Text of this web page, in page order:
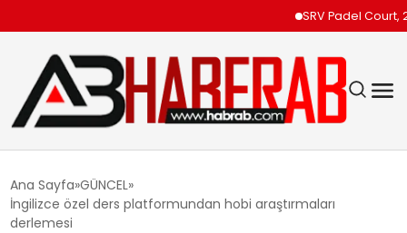
SRV Padel Court, 24
EKONOMI
Ana Sayfa GÜNCEL
İngilizce özel ders platformundan hobi araştırmaları
derlemesi